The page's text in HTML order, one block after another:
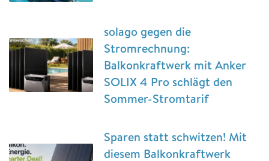
solago gegen die
Stromrechnung:
Balkonkraftwerk mit Anker
SOLIX 4 Pro schlägt den
Sommer-Stromtarif
Sparen statt schwitzen! Mit
diesem Balkonkraftwerk